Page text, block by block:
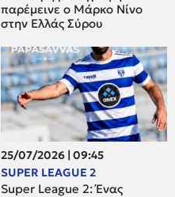
παρέμεινε ο Μάρκο Νίνο
στην Ελλάς Σύρου
25/07/2026 | 09:45
SUPER LEAGUE 2
Super League 2: Ένας